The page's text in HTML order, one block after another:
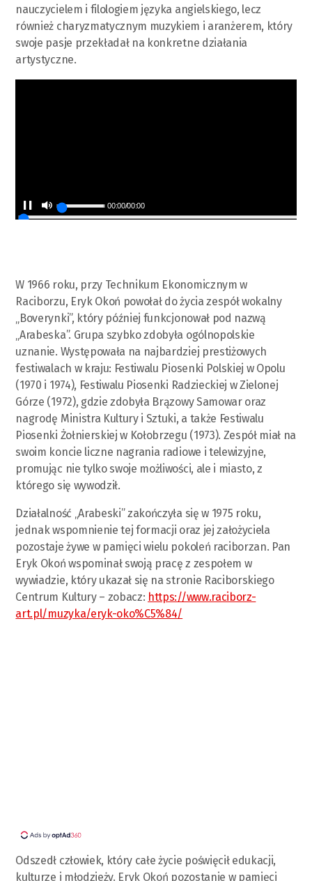
nauczycielem i filologiem języka angielskiego, lecz
również charyzmatycznym muzykiem i aranżerem, który
swoje pasje przekładał na konkretne działania
artystyczne.
00:00/00:00
W 1966 roku, przy Technikum Ekonomicznym w
Raciborzu, Eryk Okoń powołał do życia zespół wokalny
„Boverynki”, który później funkcjonował pod nazwą
„Arabeska”. Grupa szybko zdobyła ogólnopolskie
uznanie. Występowała na najbardziej prestiżowych
festiwalach w kraju: Festiwalu Piosenki Polskiej w Opolu
(1970 i 1974), Festiwalu Piosenki Radzieckiej w Zielonej
Górze (1972), gdzie zdobyła Brązowy Samowar oraz
nagrodę Ministra Kultury i Sztuki, a także Festiwalu
Piosenki Żołnierskiej w Kołobrzegu (1973). Zespół miał na
swoim koncie liczne nagrania radiowe i telewizyjne,
promując nie tylko swoje możliwości, ale i miasto, z
którego się wywodził.
Działalność „Arabeski” zakończyła się w 1975 roku,
jednak wspomnienie tej formacji oraz jej założyciela
pozostaje żywe w pamięci wielu pokoleń raciborzan. Pan
Eryk Okoń wspominał swoją pracę z zespołem w
wywiadzie, który ukazał się na stronie Raciborskiego
Centrum Kultury – zobacz: https://www.raciborz-
art.pl/muzyka/eryk-oko%C5%84/
Odszedł człowiek, który całe życie poświęcił edukacji,
kulturze i młodzieży. Eryk Okoń pozostanie w pamięci